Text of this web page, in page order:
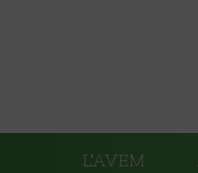
L’AVEM